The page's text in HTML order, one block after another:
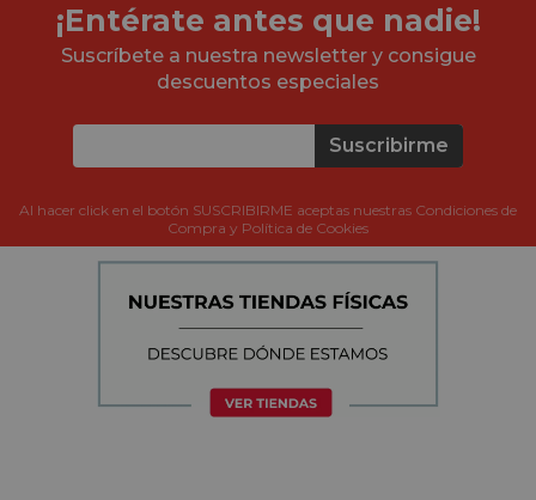
¡Entérate antes que nadie!
Suscríbete a nuestra newsletter y consigue
descuentos especiales
Suscribirme
Al hacer click en el botón SUSCRIBIRME aceptas nuestras Condiciones de
Compra y Política de Cookies